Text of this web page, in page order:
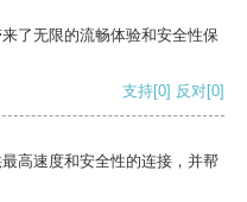
了无限的流畅体验和安全性保
支持[0] 反对[0]
高速度和安全性的连接，并帮